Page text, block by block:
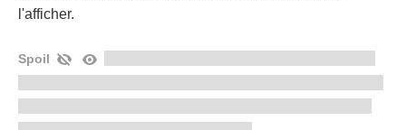
l'afficher.
Spoil